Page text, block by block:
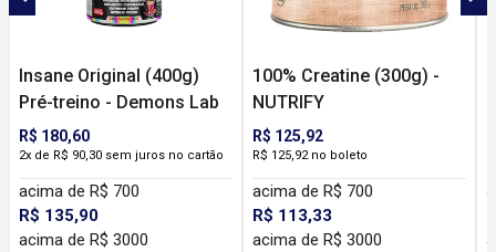
Insane Original (400g)
Pré-treino - Demons Lab
R$ 180,60
2x de R$ 90,30 sem juros no cartão
acima de R$ 700
R$ 135,90
acima de R$ 3000
100% Creatine (300g) -
NUTRIFY
R$ 125,92
R$ 125,92 no boleto
acima de R$ 700
R$ 113,33
acima de R$ 3000